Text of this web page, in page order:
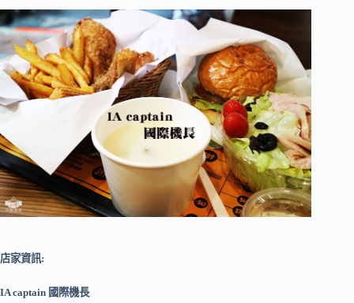
店家資訊:
IA captain 國際機長